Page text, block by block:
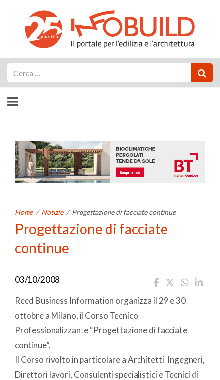
Home / Notizie / Progettazione di facciate continue
Progettazione di facciate
continue
03/10/2008
Reed Business Information organizza il 29 e 30
ottobre a Milano, il Corso Tecnico
Professionalizzante “Progettazione di facciate
continue”.
Il Corso rivolto in particolare a Architetti, Ingegneri,
Direttori lavori, Consulenti specialistici e Tecnici di